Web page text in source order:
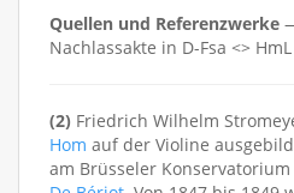
Quellen und Referenzwerke
Nachlassakte in D-Fsa <>
(2) Friedrich Wilhelm
Hom auf der Violine
am Brüsseler